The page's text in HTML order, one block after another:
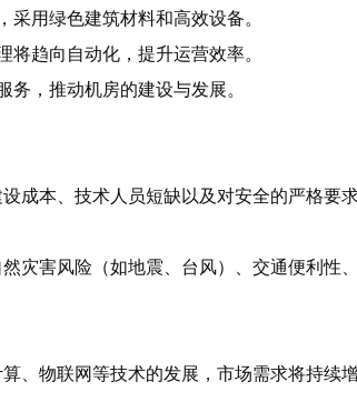
用绿色建筑材料和高效设备。
趋向自动化，提升运营效率。
，推动机房的建设与发展。
成本、技术人员短缺以及对安全的严格要
灾害风险（如地震、台风）、交通便利
、物联网等技术的发展，市场需求将持续